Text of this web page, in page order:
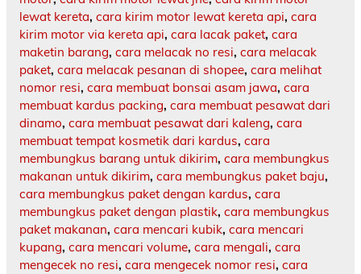
lewat kereta, cara kirim motor lewat kereta api, cara
kirim motor via kereta api, cara lacak paket, cara
maketin barang, cara melacak no resi, cara melacak
paket, cara melacak pesanan di shopee, cara melihat
nomor resi, cara membuat bonsai asam jawa, cara
membuat kardus packing, cara membuat pesawat dari
dinamo, cara membuat pesawat dari kaleng, cara
membuat tempat kosmetik dari kardus, cara
membungkus barang untuk dikirim, cara membungkus
makanan untuk dikirim, cara membungkus paket baju,
cara membungkus paket dengan kardus, cara
membungkus paket dengan plastik, cara membungkus
paket makanan, cara mencari kubik, cara mencari
kupang, cara mencari volume, cara mengali, cara
mengecek no resi, cara mengecek nomor resi, cara